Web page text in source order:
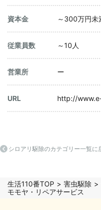
資本金 ～300万円未
従業員数 ～10人
営業所 ー
URL http://
シロアリ駆除のカテゴリー一覧に
生活110番TOP 害虫駆除
モモヤ・リペアサービス